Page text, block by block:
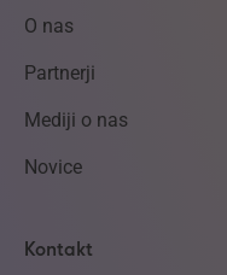
O nas
Partnerji
Mediji o nas
Novice
Kontakt